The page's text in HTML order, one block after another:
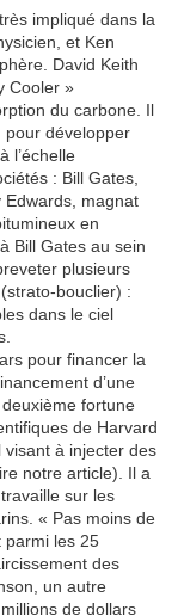
impliqué dans la
et Ken
David Keith
Cooler »
du carbone. Il
pour développer
l’échelle
: Bill Gates,
Edwards, magnat
en
Bill Gates au sein
plusieurs
bouclier) :
dans le ciel
pour financer la
d’une
fortune
de Harvard
à injecter des
notre article). Il a
sur les
« Pas moins de
parmi les 25
des
un autre
de dollars